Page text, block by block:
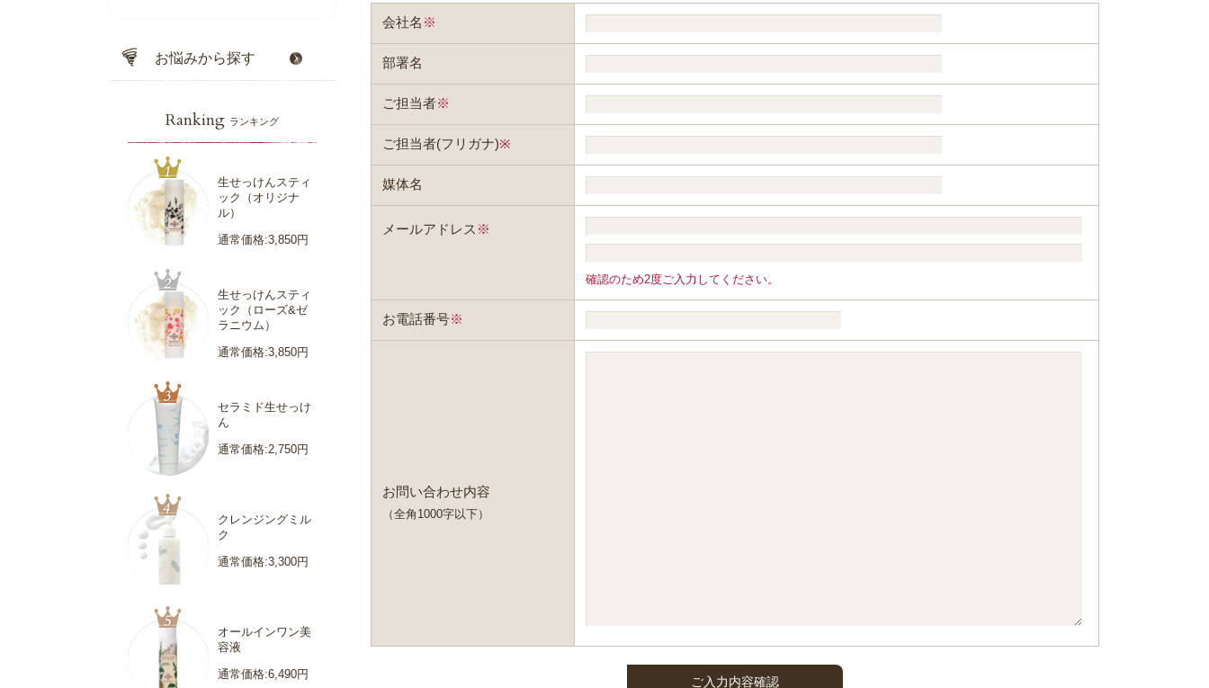
会社名 ※
部署名
ご担当者※
ご担当者(フリガナ)※
媒体名
メールアドレス ※
確認のため2度ご入力してください。
お電話番号※
お問い合わせ内容
（全角1000字以下）
お悩みから探す
Ranking ランキング
生せっけんスティ
ック（オリジナ
ル）
通常価格:3,850円
生せっけんスティ
ック（ローズ&ゼ
ラニウム）
通常価格:3,850円
セラミド生せっけ
ん
通常価格:2,750円
クレンジングミル
ク
通常価格:3,300円
オールインワン美
容液
通常価格:6,490円